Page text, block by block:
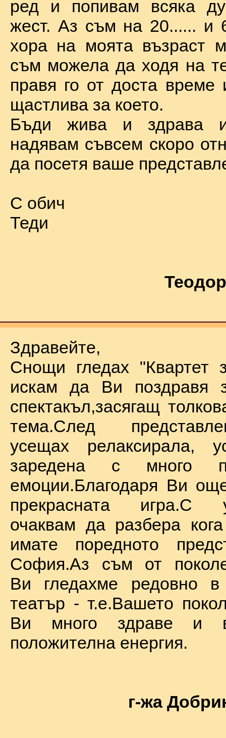
ред и попивам всяка
жест. Аз съм на 20...... и
хора на моята възраст
съм можела да ходя на
правя го от доста време
щастлива за което.
Бъди жива и здрава
надявам съвсем скоро
да посетя ваше
С обич
Теди
Здравейте,
Снощи гледах "Квартет
искам да Ви поздравя
спектакъл,засягащ
тема.След
усещах релаксирала,
заредена с много
емоции.Благодаря Ви
прекрасната игра.С
очаквам да разбера
имате поредното
София.Аз съм от
Ви гледахме редовно
театър - т.е.Вашето
Ви много здраве и
положителна енергия.
г-жа